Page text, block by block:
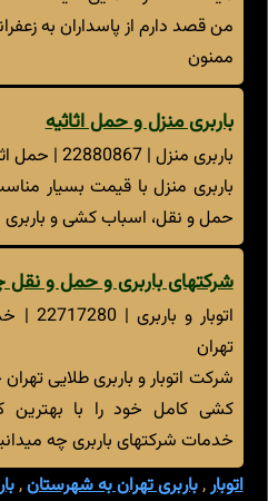
من قصد دارم از پاسداران به
ممنون
باربری منزل و حمل اثاثیه
باربری منزل | 22880867 | حمل اثاثیه و باربری منزل
باربری منزل با قیمت بسیار
حمل و نقل، اسباب کشی و باربری
شرکتهای باربری و حمل و نقل
تهران
شرکت اتوبار و باربری طلایی
کشی کامل خود را با بهترین
خدمات شرکتهای باربری چه
اتوبار,باربری تهران به شهرستان,